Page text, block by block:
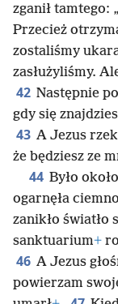
zganił tamtego:
Przecież
zostaliśmy
zasłużyliśmy.
42 Następnie
gdy się
43 A Jezus
że będziesz ze
44 Było
ogarnęła
zanikło światło
sanktuarium+
46 A Jezus
powierzam